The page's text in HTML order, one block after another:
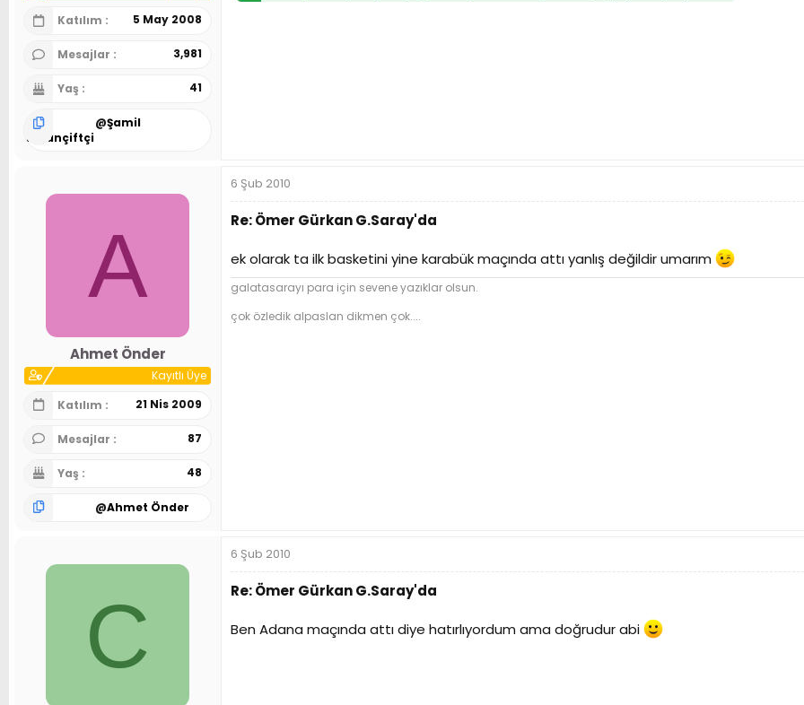
Katılım
5 May 2008
Mesajlar 3,981
Yaş 41
@Şamil
Turançiftçi
A
Ahmet Önder
Kayıtlı Üye
Katılım
21 Nis 2009
Mesajlar 87
Yaş 48
@Ahmet Önder
6 Şub 2010
Re: Ömer Gürkan G.Saray'da
ek olarak ta ilk basketini yine karabük maçında attı yanlış değildir umarım
galatasarayı para için sevene yazıklar olsun.
çok özledik alpaslan dikmen çok....
C
6 Şub 2010
Re: Ömer Gürkan G.Saray'da
Ben Adana maçında attı diye hatırlıyordum ama doğrudur abi